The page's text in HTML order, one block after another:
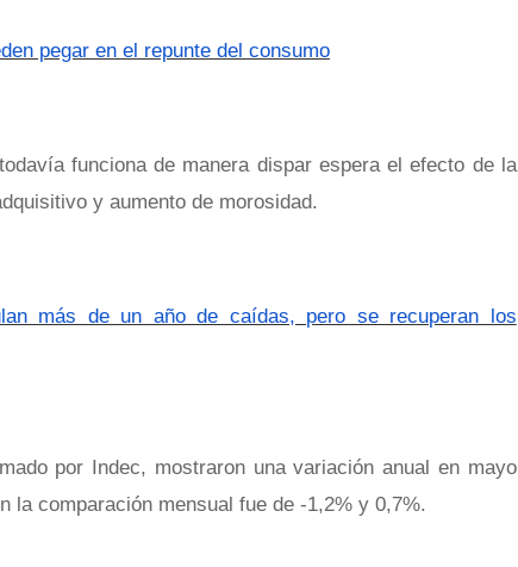
pegar en el repunte del consumo
funciona de manera dispar espera el efecto de la
y aumento de morosidad.
más de un año de caídas, pero se recuperan los
por Indec, mostraron una variación anual en mayo
la comparación mensual fue de -1,2% y 0,7%.